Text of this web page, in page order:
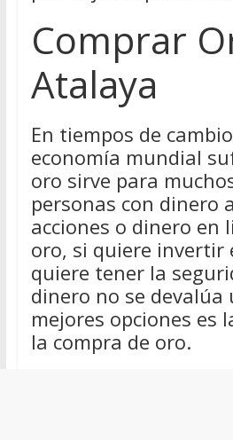
Comprar
Atalaya
En tiempos de
economía mundial
oro sirve para
personas con dinero
acciones o dinero en
oro, si quiere invertir
quiere tener la
dinero no se devalúa
mejores opciones es
la compra de oro.